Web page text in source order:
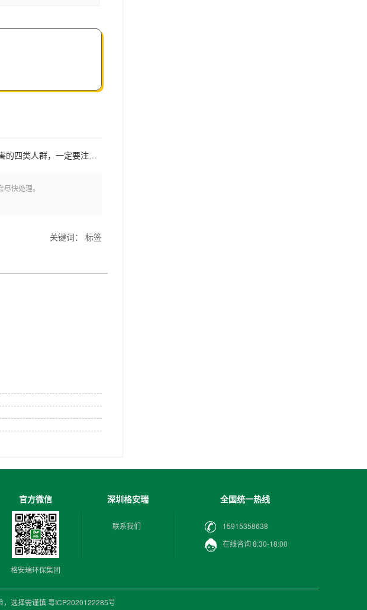
类人群，一定要注意防范！
快处理。
关键词： 标签
官方微信
格安瑞环保集团
深圳格安瑞
联系我们
全国统一热线
15915358638
在线咨询 8:30-18:00
选择需谨慎.粤ICP2020122285号